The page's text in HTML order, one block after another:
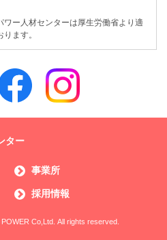
ワー人材センターは厚生労働省より適
ます。
ター
事業所
採用情報
Co,Ltd. All rights reserved.